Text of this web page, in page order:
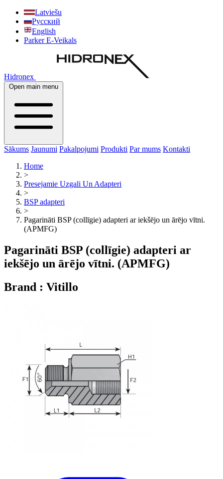
Latviešu
Русский
English
Parker E-Veikals
Hidronex
Open main menu
Sākums Jaunumi Pakalpojumi Produkti Par mums Kontakti
Home
>
Presejamie Uzgali Un Adapteri
>
BSP adapteri
>
Pagarināti BSP (collīgie) adapteri ar iekšējo un ārējo vītni.
(APMFG)
Pagarināti BSP (collīgie) adapteri ar
iekšējo un ārējo vītni. (APMFG)
Brand : Vitillo